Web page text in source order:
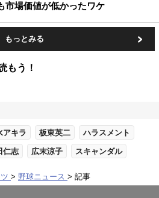
市場価値が低かったワケ
もっとみる
もう！
アキラ 板東英二 ハラスメント
仁志 広末涼子 スキャンダル
野球ニュース 記事